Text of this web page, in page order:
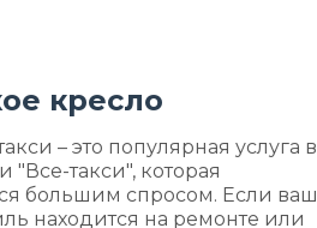
кресло
– это популярная услуга в
"Все-такси", которая
большим спросом. Если ваш
находится на ремонте или